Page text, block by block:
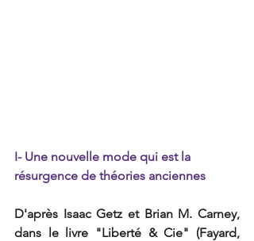
I- Une nouvelle mode qui est la
résurgence de théories anciennes
D'après Isaac Getz et Brian M. Carney,
dans le livre "Liberté & Cie" (Fayard,